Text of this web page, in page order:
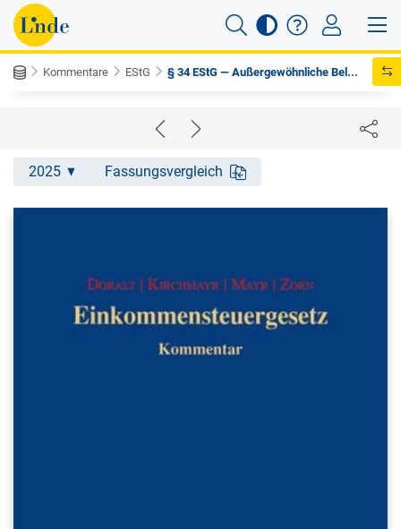
Kommentare EStG § 34 EStG — Außergewöhnliche Bel...
2025 Fassungsvergleich